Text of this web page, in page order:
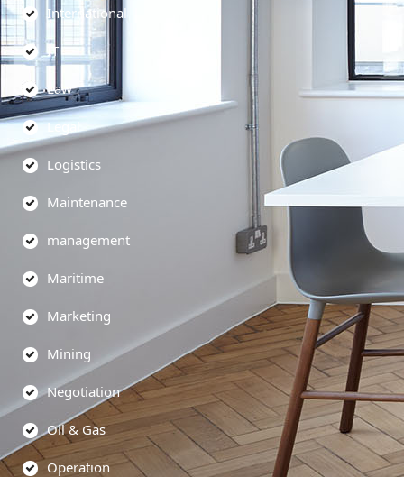
International
IT
Law
Legal
Logistics
Maintenance
management
Maritime
Marketing
Mining
Negotiation
Oil & Gas
Operation